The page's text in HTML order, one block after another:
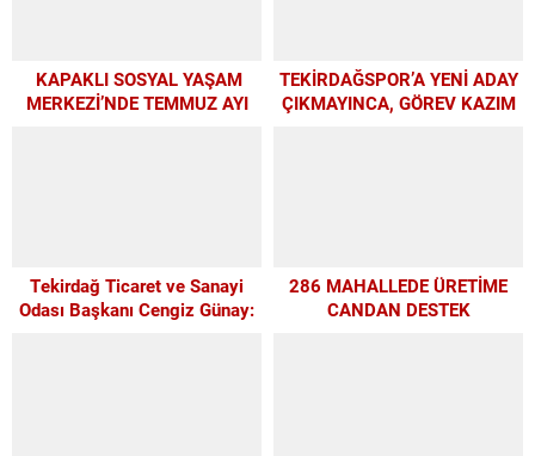
KAPAKLI SOSYAL YAŞAM
MERKEZİ’NDE TEMMUZ AYI
TEKİRDAĞSPOR’A YENİ ADAY
ÇIKMAYINCA, GÖREV KAZIM
Tekirdağ Ticaret ve Sanayi
Odası Başkanı Cengiz Günay:
286 MAHALLEDE ÜRETİME
CANDAN DESTEK